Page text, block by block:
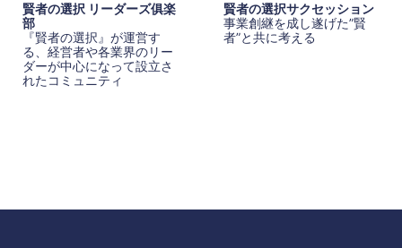
賢者の選択 リーダーズ俱楽
部
『賢者の選択』が運営す
る、経営者や各業界のリー
ダーが中心になって設立さ
れたコミュニティ
賢者の選択サクセッション
事業創継を成し遂げた”賢
者”と共に考える